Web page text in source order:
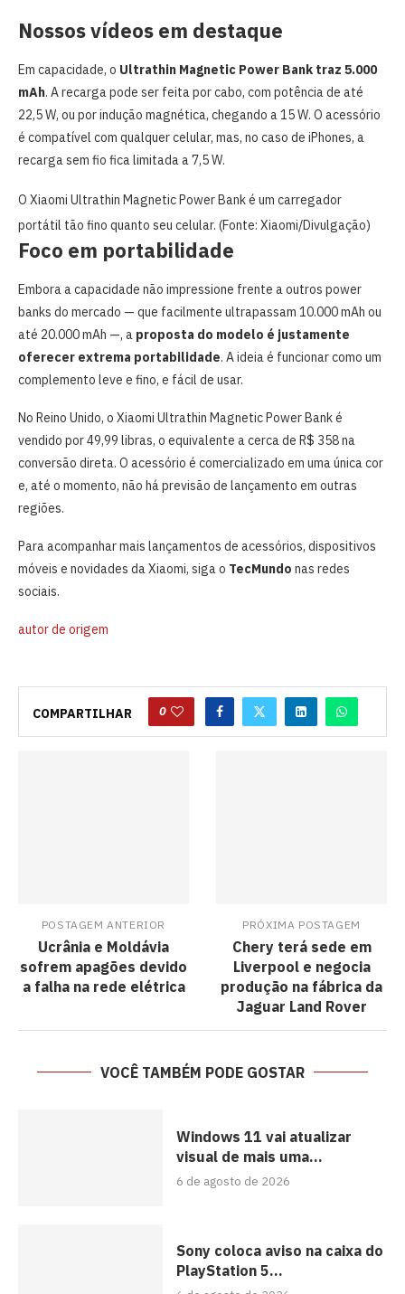
Nossos vídeos em destaque
Em capacidade, o Ultrathin Magnetic Power Bank traz 5.000
mAh. A recarga pode ser feita por cabo, com potência de até
22,5 W, ou por indução magnética, chegando a 15 W. O acessório
é compatível com qualquer celular, mas, no caso de iPhones, a
recarga sem fio fica limitada a 7,5 W.
O Xiaomi Ultrathin Magnetic Power Bank é um carregador
portátil tão fino quanto seu celular. (Fonte: Xiaomi/Divulgação)
Foco em portabilidade
Embora a capacidade não impressione frente a outros power
banks do mercado — que facilmente ultrapassam 10.000 mAh ou
até 20.000 mAh —, a proposta do modelo é justamente
oferecer extrema portabilidade. A ideia é funcionar como um
complemento leve e fino, e fácil de usar.
No Reino Unido, o Xiaomi Ultrathin Magnetic Power Bank é
vendido por 49,99 libras, o equivalente a cerca de R$ 358 na
conversão direta. O acessório é comercializado em uma única cor
e, até o momento, não há previsão de lançamento em outras
regiões.
Para acompanhar mais lançamentos de acessórios, dispositivos
móveis e novidades da Xiaomi, siga o TecMundo nas redes
sociais.
autor de origem
COMPARTILHAR 0
POSTAGEM ANTERIOR
Ucrânia e Moldávia
sofrem apagões devido
a falha na rede elétrica
PRÓXIMA POSTAGEM
Chery terá sede em
Liverpool e negocia
produção na fábrica da
Jaguar Land Rover
VOCÊ TAMBÉM PODE GOSTAR
Windows 11 vai atualizar
visual de mais uma...
6 de agosto de 2026
Sony coloca aviso na caixa do
PlayStation 5...